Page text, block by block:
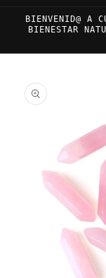
BIENVENID@ A
BIENESTAR
a la
información